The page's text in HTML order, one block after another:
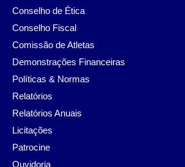
Conselho de Ética
Conselho Fiscal
Comissão de Atletas
Demonstrações Financeiras
Políticas & Normas
Relatórios
Relatórios Anuais
Licitações
Patrocine
Ouvidoria